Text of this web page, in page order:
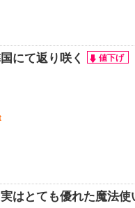
にて返り咲く
はとても優れた魔法使